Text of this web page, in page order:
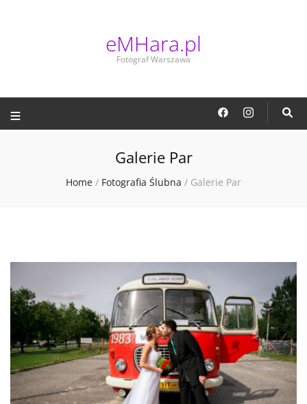
eMHara.pl
Fotograf Warszawa
Galerie Par
Home / Fotografia Ślubna / Galerie Par